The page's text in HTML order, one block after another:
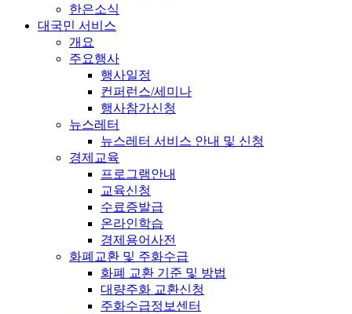
한은소식
대국민 서비스
개요
주요행사
행사일정
컨퍼런스/세미나
행사참가신청
뉴스레터
뉴스레터 서비스 안내 및 신청
경제교육
프로그램안내
교육신청
수료증발급
온라인학습
경제용어사전
화폐교환 및 주화수급
화폐 교환 기준 및 방법
대량주화 교환신청
주화수급정보센터